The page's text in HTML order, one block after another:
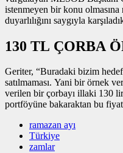
istenmeyen bir konu
duyarlılığını saygıyla
130 TL ÇORBA
Geriter, “Buradaki bizim
satılmaması. Yani bir örnek
verilen bir çorbayı illaki 130
portföyüne bakaraktan bu
ramazan ayı
Türkiye
zamlar